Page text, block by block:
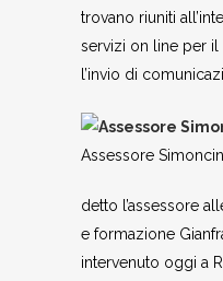
trovano riuniti
servizi on line per
l’invio di
Assessore
detto l’assessore
e formazione
intervenuto oggi a